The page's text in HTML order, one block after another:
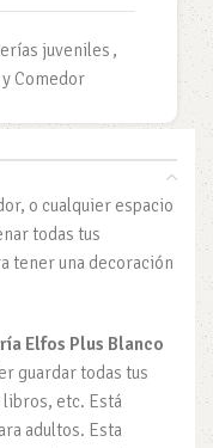
juveniles ,
Comedor
o cualquier espacio
todas tus
tener una decoración
Elfos Plus Blanco
guardar todas tus
etc. Está
adultos. Esta